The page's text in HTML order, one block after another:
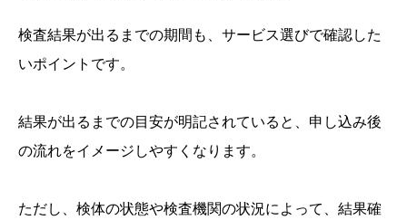
検査結果が出るまでの期間も、サービス選びで確認した
いポイントです。
結果が出るまでの目安が明記されていると、申し込み後
の流れをイメージしやすくなります。
ただし、検体の状態や検査機関の状況によって、結果確